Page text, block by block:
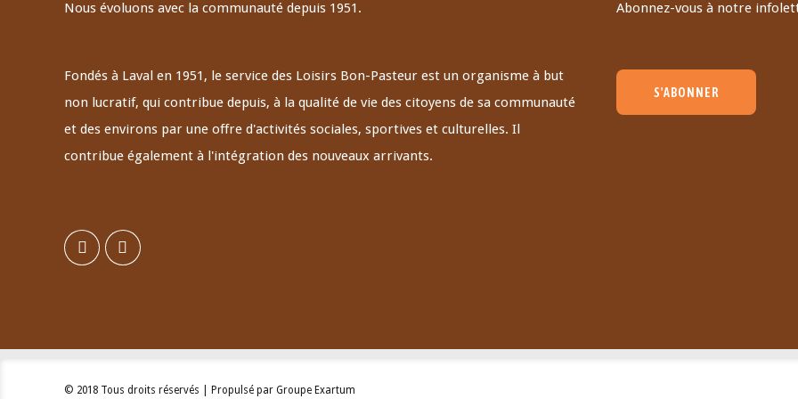
Nous évoluons avec la communauté depuis 1951.
Fondés à Laval en 1951, le service des Loisirs Bon-Pasteur est un organisme à but
non lucratif, qui contribue depuis, à la qualité de vie des citoyens de sa communauté
et des environs par une offre d'activités sociales, sportives et culturelles. Il
contribue également à l'intégration des nouveaux arrivants.
Abonnez-vous à notre
S'ABONNER
© 2018 Tous droits réservés | Propulsé par Groupe Exartum